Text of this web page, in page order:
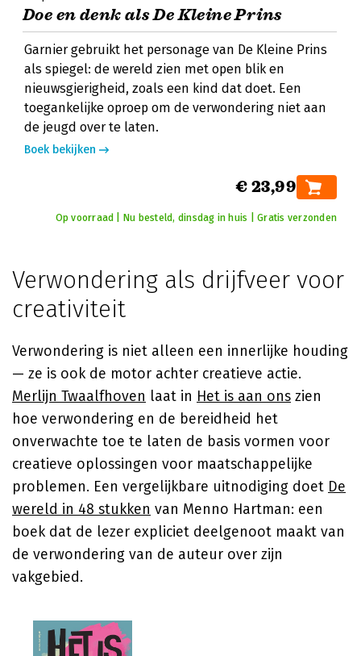
Doe en denk als De Kleine Prins
Garnier gebruikt het personage van De Kleine Prins
als spiegel: de wereld zien met open blik en
nieuwsgierigheid, zoals een kind dat doet. Een
toegankelijke oproep om de verwondering niet aan
de jeugd over te laten.
Boek bekijken
€ 23,99
Op voorraad | Nu besteld, dinsdag in huis | Gratis verzonden
Verwondering als drijfveer voor
creativiteit
Verwondering is niet alleen een innerlijke houding
— ze is ook de motor achter creatieve actie.
Merlijn Twaalfhoven laat in Het is aan ons zien
hoe verwondering en de bereidheid het
onverwachte toe te laten de basis vormen voor
creatieve oplossingen voor maatschappelijke
problemen. Een vergelijkbare uitnodiging doet De
wereld in 48 stukken van Menno Hartman: een
boek dat de lezer expliciet deelgenoot maakt van
de verwondering van de auteur over zijn
vakgebied.